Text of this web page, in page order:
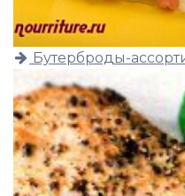
Бутерброды-